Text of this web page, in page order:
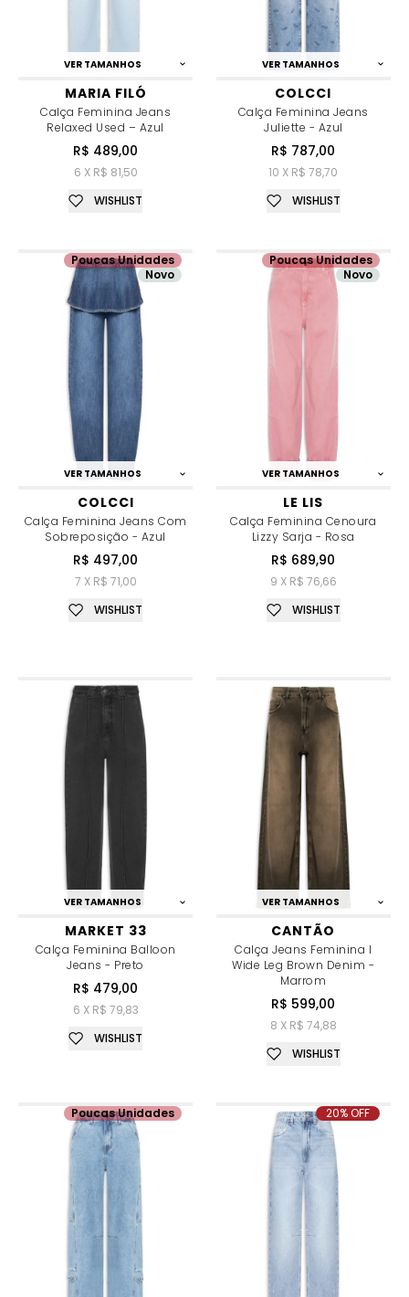
VER TAMANHOS
MARIA FILÓ
Calça Feminina Jeans
Relaxed Used – Azul
R$ 489,00
6 X R$ 81,50
WISHLIST
VER TAMANHOS
COLCCI
Calça Feminina Jeans
Juliette - Azul
R$ 787,00
10 X R$ 78,70
WISHLIST
VER TAMANHOS
COLCCI
Calça Feminina Jeans Com
Sobreposição - Azul
R$ 497,00
7 X R$ 71,00
Poucas Unidades
Novo
WISHLIST
VER TAMANHOS
LE LIS
Calça Feminina Cenoura
Lizzy Sarja - Rosa
R$ 689,90
9 X R$ 76,66
Poucas Unidades
Novo
WISHLIST
VER TAMANHOS
MARKET 33
Calça Feminina Balloon
Jeans - Preto
R$ 479,00
6 X R$ 79,83
WISHLIST
VER TAMANHOS
CANTÃO
Calça Jeans Feminina I
Wide Leg Brown Denim -
Marrom
R$ 599,00
8 X R$ 74,88
WISHLIST
Poucas Unidades 20% OFF